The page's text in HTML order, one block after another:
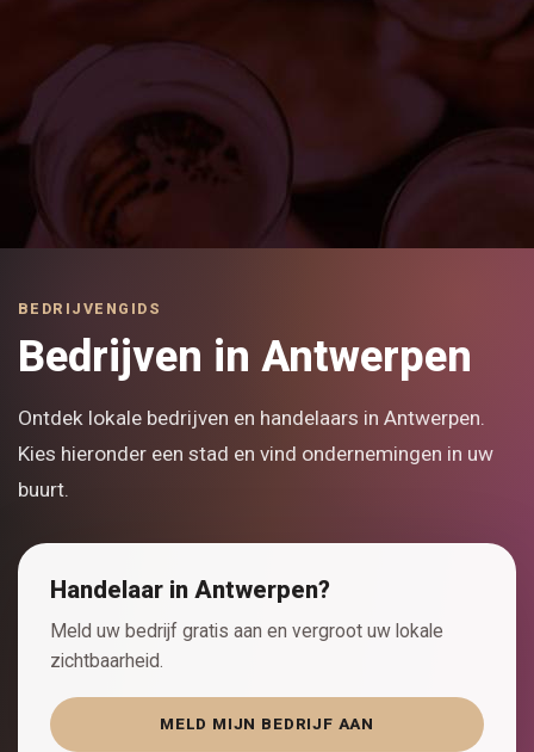
BEDRIJVENGIDS
Bedrijven in Antwerpen
Ontdek lokale bedrijven en handelaars in Antwerpen.
Kies hieronder een stad en vind ondernemingen in uw
buurt.
Handelaar in Antwerpen?
Meld uw bedrijf gratis aan en vergroot uw lokale
zichtbaarheid.
MELD MIJN BEDRIJF AAN